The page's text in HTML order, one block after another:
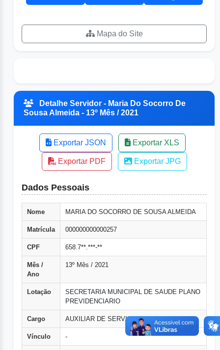
Mapa do Site
Detalhe Servidor - Maria Do Socorro De
Sousa Almeida - 13º Mês / 2021
Exportar JSON Exportar XLS
Exportar PDF Exportar JPG
Dados Pessoais
Nome MARIA DO SOCORRO DE SOUSA ALMEIDA
Matrícula 000000000000257
CPF 658.7**.***-**
Mês /
Ano
13º Mês / 2021
Lotação
SECRETARIA MUNICIPAL DE SAUDE PLANO
PREVIDENCIARIO
Cargo AUXILIAR DE SERVICOS GERAIS
Vínculo -